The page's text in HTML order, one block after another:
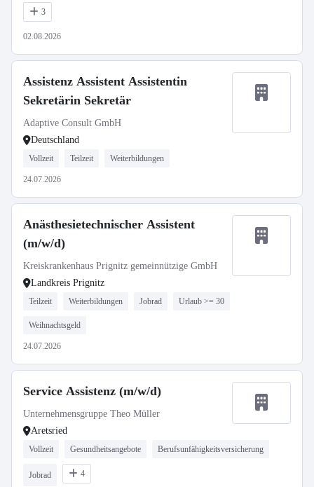
3
02.08.2026
Assistenz Assistent Assistentin
Sekretärin Sekretär
Adaptive Consult GmbH
Deutschland
Vollzeit Teilzeit Weiterbildungen
24.07.2026
Anästhesietechnischer Assistent
(m/w/d)
Kreiskrankenhaus Prignitz gemeinnützige GmbH
Landkreis Prignitz
Teilzeit Weiterbildungen Jobrad Urlaub >= 30
Weihnachtsgeld
24.07.2026
Service Assistenz (m/w/d)
Unternehmensgruppe Theo Müller
Aretsried
Vollzeit Gesundheitsangebote Berufsunfähigkeitsversicherung
Jobrad 4